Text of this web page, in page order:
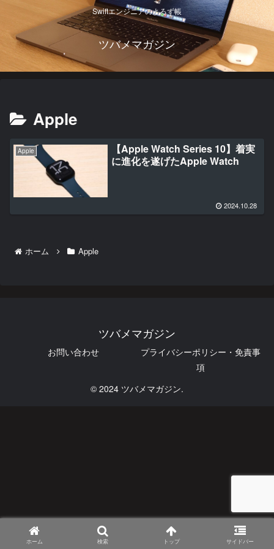
Swiftエンジニアのよろず帳
ツバメマガジン
Apple
Apple
【Apple Watch Series 10】着実
に進化を遂げたApple Watch
2024.10.28
ホーム Apple
ツバメマガジン
お問い合わせ
プライバシーポリシー・免責事
項
© 2024 ツバメマガジン.
ホーム 検索 トップ サイドバー